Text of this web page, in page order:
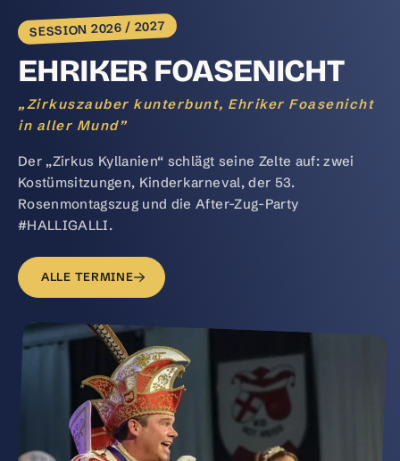
SESSION 2026 / 2027
EHRIKER FOASENICHT
„Zirkuszauber kunterbunt, Ehriker Foasenicht
in aller Mund”
Der „Zirkus Kyllanien“ schlägt seine Zelte auf: zwei
Kostümsitzungen, Kinderkarneval, der 53.
Rosenmontagszug und die After-Zug-Party
#HALLIGALLI.
ALLE TERMINE